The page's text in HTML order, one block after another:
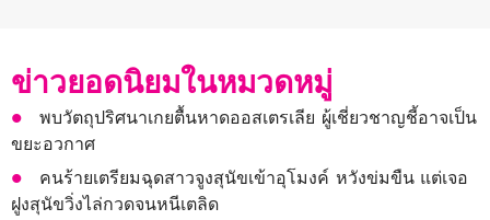
ข่าวยอดนิยมในหมวดหมู่
พบวัตถุปริศนาเกยตื้นหาดออสเตรเลีย ผู้เชี่ยวชาญชี้อาจเป็น
ขยะอวกาศ
คนร้ายเตรียมฉุดสาวจูงสุนัขเข้าอุโมงค์ หวังข่มขืน แต่เจอ
ฝูงสุนัขวิ่งไล่กวดจนหนีเตลิด